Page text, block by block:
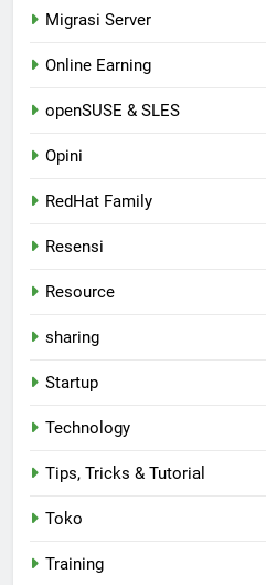
Migrasi Server
Online Earning
openSUSE & SLES
Opini
RedHat Family
Resensi
Resource
sharing
Startup
Technology
Tips, Tricks & Tutorial
Toko
Training